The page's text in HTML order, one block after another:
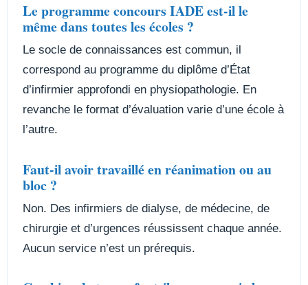
Le programme concours IADE est-il le
même dans toutes les écoles ?
Le socle de connaissances est commun, il
correspond au programme du diplôme d’État
d’infirmier approfondi en physiopathologie. En
revanche le format d’évaluation varie d’une école à
l’autre.
Faut-il avoir travaillé en réanimation ou au
bloc ?
Non. Des infirmiers de dialyse, de médecine, de
chirurgie et d’urgences réussissent chaque année.
Aucun service n’est un prérequis.